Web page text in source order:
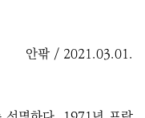
안팎 / 2021.03.01.